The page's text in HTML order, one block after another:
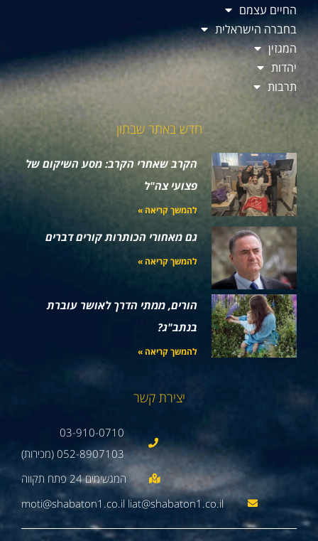
החיים עצמם
בחברה הישראלית
המגזין
יהדות
תרבות
חדש באתר שבתון
הקרב שאחרי הקרב: מסע השיקום של
פצועי צה"ל
להמשך קריאה »
גם מאחורי הכותרות קורים דברים
להמשך קריאה »
הורים, ממתי הדרך לאושר עוברת
בנתב"ג?
להמשך קריאה »
יצירת קשר
03-910-0710
052-8907103 (מכירות)
moti@shabaton1.co.il liat@shabaton1.co.il